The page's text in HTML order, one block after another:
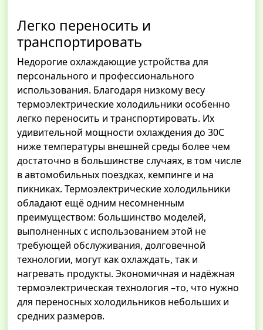
Легко переносить и
транспортировать
Недорогие охлаждающие устройства для
персонального и профессионального
использования. Благодаря низкому весу
термоэлектрические холодильники особенно
легко переносить и транспортировать. Их
удивительной мощности охлаждения до 30С
ниже температуры внешней среды более чем
достаточно в большинстве случаях, в том числе
в автомобильных поездках, кемпинге и на
пикниках. Термоэлектрические холодильники
обладают ещё одним несомненным
преимуществом: большинство моделей,
выполненных с использованием этой не
требующей обслуживания, долговечной
технологии, могут как охлаждать, так и
нагревать продукты. Экономичная и надёжная
термоэлектрическая технология –то, что нужно
для переносных холодильников небольших и
средних размеров.